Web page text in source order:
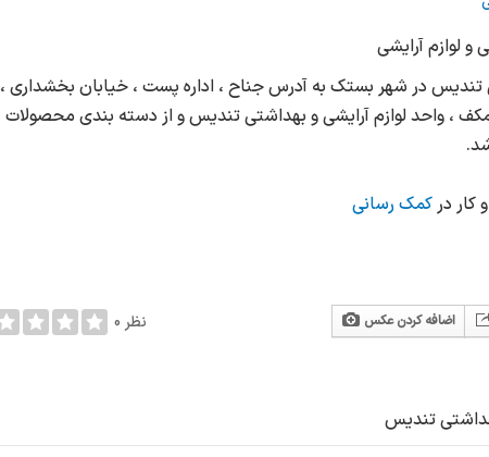
و لوازم آرایشی
تندیس در شهر بستک به آدرس جناح ، اداره پست ، خیابان بخشداری ،
، واحد لوازم آرایشی و بهداشتی تندیس و از دسته بندی محصولات
کار درکمک رسانی
اضافه کردن عکس 0 نظر
تندیس